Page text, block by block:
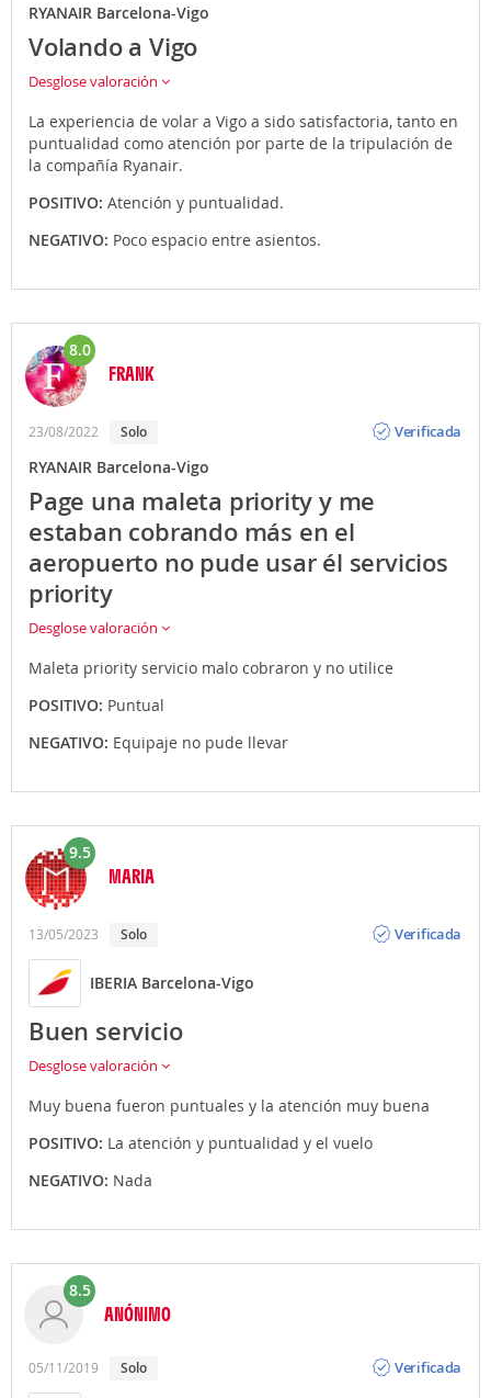
RYANAIR Barcelona-Vigo
Volando a Vigo
Desglose valoración
La experiencia de volar a Vigo a sido satisfactoria, tanto en
puntualidad como atención por parte de la tripulación de
la compañía Ryanair.
POSITIVO: Atención y puntualidad.
NEGATIVO: Poco espacio entre asientos.
8.0
FRANK
23/08/2022 Solo
Verificada
RYANAIR Barcelona-Vigo
Page una maleta priority y me
estaban cobrando más en el
aeropuerto no pude usar él servicios
priority
Desglose valoración
Maleta priority servicio malo cobraron y no utilice
POSITIVO: Puntual
NEGATIVO: Equipaje no pude llevar
9.5
MARIA
13/05/2023 Solo
Verificada
IBERIA Barcelona-Vigo
Buen servicio
Desglose valoración
Muy buena fueron puntuales y la atención muy buena
POSITIVO: La atención y puntualidad y el vuelo
NEGATIVO: Nada
8.5
ANÓNIMO
05/11/2019 Solo
Verificada